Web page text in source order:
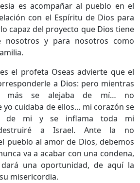
es acompañar al pueblo en el
con el Espíritu de Dios para
capaz del proyecto que Dios tiene
nosotros y para nosotros como
el profeta Oseas advierte que el
a Dios: pero mientras
más se alejaba de mí… no
cuidaba de ellos… mi corazón se
de mi y se inflama toda mi
a Israel. Ante la no
pueblo al amor de Dios, debemos
va a acabar con una condena,
una oportunidad, de aquí la
misericordia.